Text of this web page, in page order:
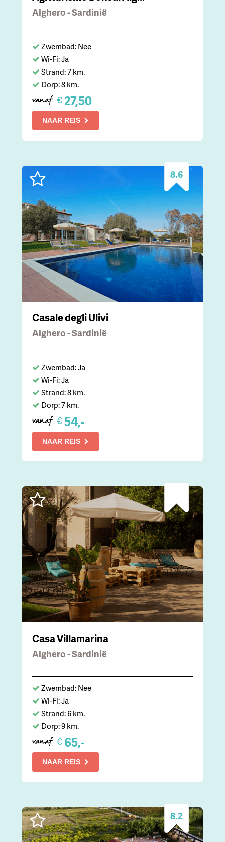
Alghero - Sardinië
Zwembad: Nee
Wi-Fi: Ja
Strand: 7 km.
Dorp: 8 km.
vanaf €27,50
NAAR REIS
8.6
Casale degli Ulivi
Alghero - Sardinië
Zwembad: Ja
Wi-Fi: Ja
Strand: 8 km.
Dorp: 7 km.
vanaf €54,-
NAAR REIS
Casa Villamarina
Alghero - Sardinië
Zwembad: Nee
Wi-Fi: Ja
Strand: 6 km.
Dorp: 9 km.
vanaf € 65,-
NAAR REIS
8.2